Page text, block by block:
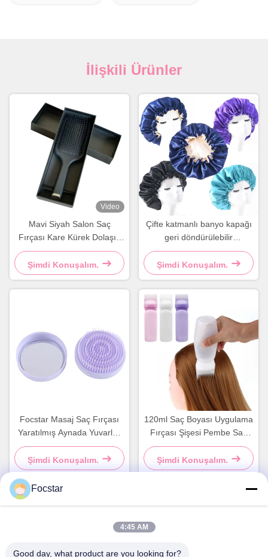
İlişkili Ürünler
Video
Mavi Siyah Salon Saç
Fırçası Kare Kürek Dolaşık
Saç Fırçası
Şimdi Konuşalım.
Çifte katmanlı banyo kapağı
geri döndürülebilir
ayarlanabilir saten saç
başlığı
Şimdi Konuşalım.
Focstar Masaj Saç Fırçası
Yaratılmış Aynada Yuvarlak
Plastik Saç Fırçası Mor
Şimdi Konuşalım.
120ml Saç Boyası Uygulama
Fırçası Şişesi Pembe Saç
Boyası Şişesi Tarak
Şimdi Konuşalım.
Adres
Focstar
4:45 AM
Good day, what product are you looking for?